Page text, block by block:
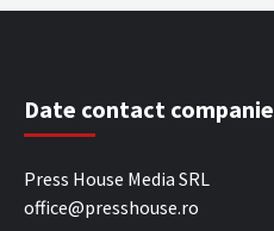
Date contact companie
Press House Media SRL
office@presshouse.ro